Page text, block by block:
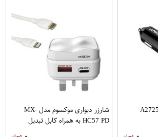
شارژر دیواری موکسوم مدل MX-
HC57 PD به همراه کابل تبدیل